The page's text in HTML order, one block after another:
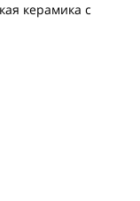
керамика с